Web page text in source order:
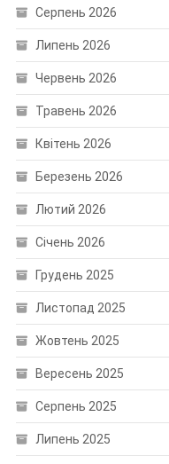
Серпень 2026
Липень 2026
Червень 2026
Травень 2026
Квітень 2026
Березень 2026
Лютий 2026
Січень 2026
Грудень 2025
Листопад 2025
Жовтень 2025
Вересень 2025
Серпень 2025
Липень 2025